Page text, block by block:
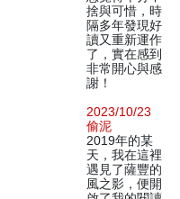
捨與可惜，時
隔多年發現好
讀又重新運作
了，實在感到
非常開心與感
謝！
2023/10/23
偷泥
2019年的某
天，我在這裡
遇見了薩豐的
風之影，便開